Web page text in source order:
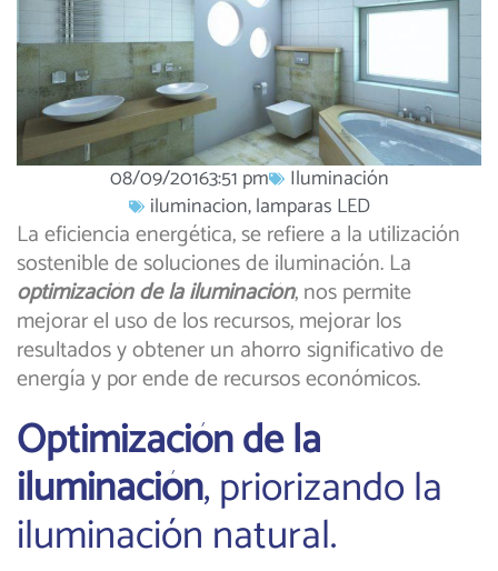
08/09/20163:51 pm
Iluminación
iluminacion,lamparas LED
La eficiencia energética, se refiere a la utilización
sostenible de soluciones de iluminación. La
optimización de la iluminación, nos permite
mejorar el uso de los recursos, mejorar los
resultados y obtener un ahorro significativo de
energía y por ende de recursos económicos.
Optimización de la
iluminación, priorizando la
iluminación natural.